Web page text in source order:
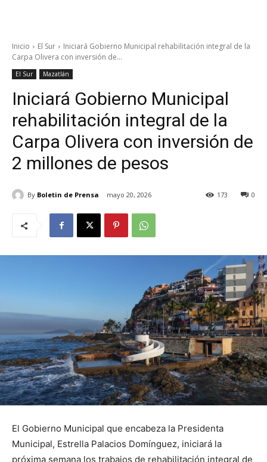
Inicio El Sur
Iniciará Gobierno Municipal rehabilitación integral de la
Carpa Olivera con inversión de...
El Sur Mazatlán
Iniciará Gobierno Municipal
rehabilitación integral de la
Carpa Olivera con inversión de
2 millones de pesos
By Boletin de Prensa mayo 20, 2026 0
173
El Gobierno Municipal que encabeza la Presidenta
Municipal, Estrella Palacios Domínguez, iniciará la
próxima semana los trabajos de rehabilitación integral de